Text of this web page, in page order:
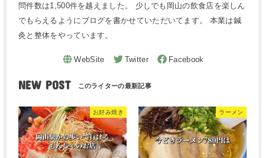
問件数は1,500件を越えました。 少しでも岡山の飲食店を楽しん
でもらえるようにブログを書かせていただいてます。 本業は鍼
灸と整体をやっています。
NEW POST
お好み焼き ラーメン